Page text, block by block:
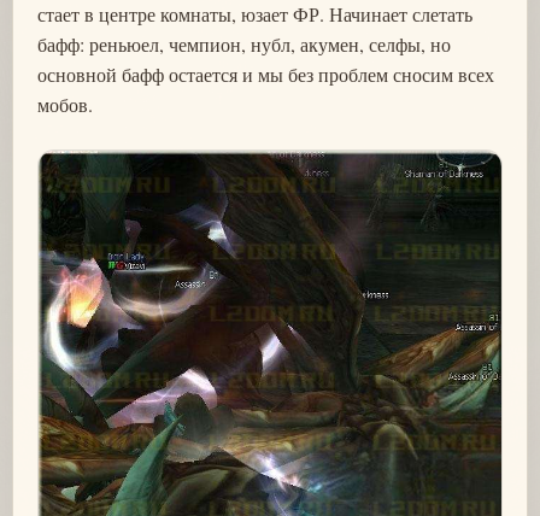
стает в центре комнаты, юзает ФР. Начинает слетать
бафф: реньюел, чемпион, нубл, акумен, селфы, но
основной бафф остается и мы без проблем сносим всех
мобов.